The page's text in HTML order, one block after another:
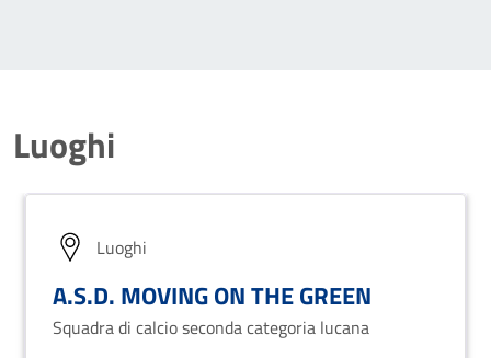
Luoghi
Luoghi
A.S.D. MOVING ON THE GREEN
Squadra di calcio seconda categoria lucana